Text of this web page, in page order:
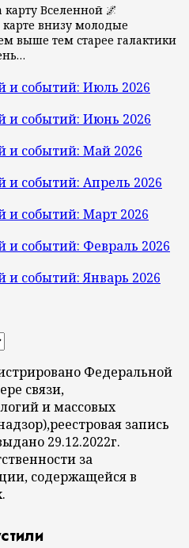
карту Вселенной 🌌
карте внизу молодые
выше тем старее галактики
и событий: Июль 2026
и событий: Июнь 2026
и событий: Май 2026
событий: Апрель 2026
и событий: Март 2026
событий: Февраль 2026
событий: Январь 2026
Федеральной
связи,
и массовых
запись
29.12.2022г.
за
содержащейся в